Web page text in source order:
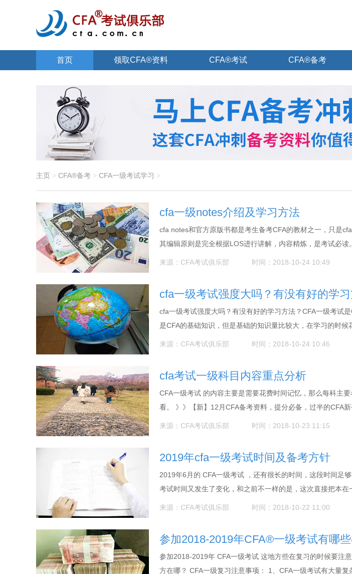
首页 领取CFA®资料 CFA®考试 CFA®备考
主页 > CFA®备考 > CFA一级考试学习 >
cfa一级notes介绍及学习方法
cfa notes和官方原版书都是考生备考CFA的教材之一，只是
其编辑原则是完全根据LOS进行讲解，内容精炼，是考试必读
来源：CFA考试俱乐部 时间：2018-10-24 10:49
cfa一级考试强度大吗？有没有好的学习
cfa一级考试强度大吗？有没有好的学习方法？CFA一级考试
是CFA的基础知识，但是基础的知识量比较大，在学习的时候
来源：CFA考试俱乐部 时间：2018-10-24 10:46
cfa考试一级科目内容重点分析
CFA一级考试 的内容主要是需要花费时间记忆，那么每科主
看。 》》【新】12月CFA备考资料，提分必备，过半的CFA
来源：CFA考试俱乐部 时间：2018-10-23 11:15
2019年cfa一级考试时间及备考方针
2019年6月的 CFA一级考试 ，还有很长的时间，这段时间足
考试时间又发生了变化，和之前不一样的是，这次直接把本在
来源：CFA考试俱乐部 时间：2018-10-22 11:00
参加2018-2019年CFA®一级考试有哪
参加2018-2019年 CFA一级考试 这地方些在复习的时候要注
方在哪？ CFA一级复习注意事项： 1、CFA一级考试有大量复